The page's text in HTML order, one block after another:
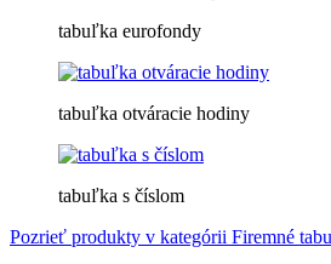
tabuľka eurofondy
tabuľka otváracie hodiny
tabuľka s číslom
Pozrieť produkty v kategórii Firemné